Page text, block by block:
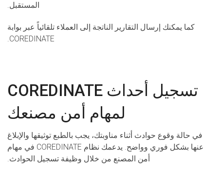
المستقبل.
كما يمكنك إرسال التقارير الناتجة إلى العملاء تلقائياً عبر بوابة
COREDINATE.
تسجيل أحداث COREDINATE
لمهام أمن مصنعك
في حالة وقوع حوادث أثناء مناوبتك، يجب بالطبع توثيقها والإبلاغ
عنها بشكل فوري وواضح. يدعمك نظام COREDINATE في مهام
أمن المصنع من خلال وظيفة تسجيل الحوادث.